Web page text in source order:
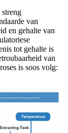
van
en gehalte van
tot gehalte is
van
is soos volg: